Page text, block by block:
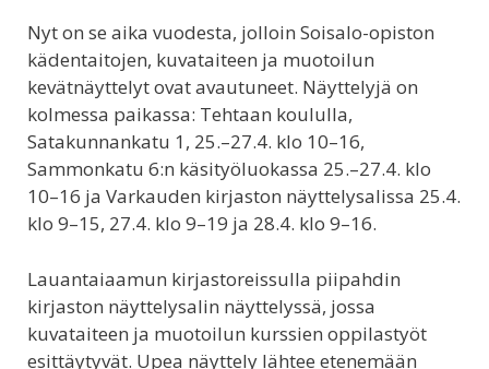
Nyt on se aika vuodesta, jolloin Soisalo-opiston
kädentaitojen, kuvataiteen ja muotoilun
kevätnäyttelyt ovat avautuneet. Näyttelyjä on
kolmessa paikassa: Tehtaan koululla,
Satakunnankatu 1, 25.–27.4. klo 10–16,
Sammonkatu 6:n käsityöluokassa 25.–27.4. klo
10–16 ja Varkauden kirjaston näyttelysalissa 25.4.
klo 9–15, 27.4. klo 9–19 ja 28.4. klo 9–16.
Lauantaiaamun kirjastoreissulla piipahdin
kirjaston näyttelysalin näyttelyssä, jossa
kuvataiteen ja muotoilun kurssien oppilastyöt
esittäytyvät. Upea näyttely lähtee etenemään